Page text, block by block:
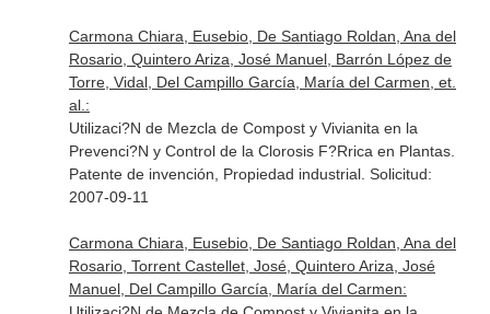
Carmona Chiara, Eusebio, De Santiago Roldan, Ana del
Rosario, Quintero Ariza, José Manuel, Barrón López de
Torre, Vidal, Del Campillo García, María del Carmen, et.
al.:
Utilizaci?N de Mezcla de Compost y Vivianita en la
Prevenci?N y Control de la Clorosis F?Rrica en Plantas.
Patente de invención, Propiedad industrial. Solicitud:
2007-09-11
Carmona Chiara, Eusebio, De Santiago Roldan, Ana del
Rosario, Torrent Castellet, José, Quintero Ariza, José
Manuel, Del Campillo García, María del Carmen: